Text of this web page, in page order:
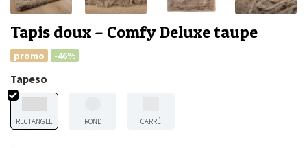
Tapis doux – Comfy Deluxe taupe
promo -46%
Tapeso
RECTANGLE ROND CARRÉ